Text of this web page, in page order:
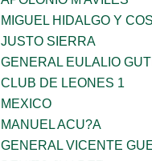
MIGUEL HIDALGO Y
JUSTO SIERRA
GENERAL EULALIO
CLUB DE LEONES 1
MEXICO
MANUEL ACU?A
GENERAL VICENTE